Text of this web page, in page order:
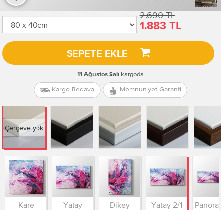
2.690 TL
1.883 TL
SEPETE EKLE
11 Ağustos Salı kargoda
Kargo Bedava Memnuniyet Garanti
Çerçeve yok
Kare Yatay Dikey Yatay 2/1